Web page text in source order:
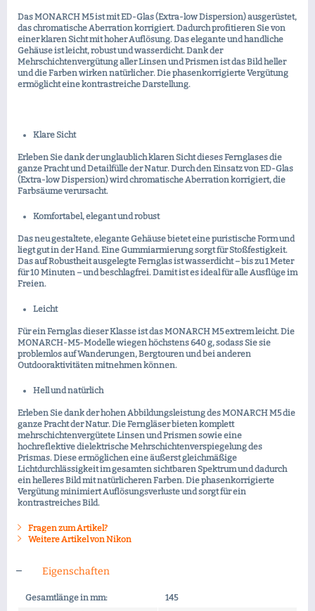
Das MONARCH M5 ist mit ED-Glas (Extra-low Dispersion) ausgerüstet,
das chromatische Aberration korrigiert. Dadurch profitieren Sie von
einer klaren Sicht mit hoher Auflösung. Das elegante und handliche
Gehäuse ist leicht, robust und wasserdicht. Dank der
Mehrschichtenvergütung aller Linsen und Prismen ist das Bild heller
und die Farben wirken natürlicher. Die phasenkorrigierte Vergütung
ermöglicht eine kontrastreiche Darstellung.
Klare Sicht
Erleben Sie dank der unglaublich klaren Sicht dieses Fernglases die
ganze Pracht und Detailfülle der Natur. Durch den Einsatz von ED-Glas
(Extra-low Dispersion) wird chromatische Aberration korrigiert, die
Farbsäume verursacht.
Komfortabel, elegant und robust
Das neu gestaltete, elegante Gehäuse bietet eine puristische Form und
liegt gut in der Hand. Eine Gummiarmierung sorgt für Stoßfestigkeit.
Das auf Robustheit ausgelegte Fernglas ist wasserdicht – bis zu 1 Meter
für 10 Minuten – und beschlagfrei. Damit ist es ideal für alle Ausflüge im
Freien.
Leicht
Für ein Fernglas dieser Klasse ist das MONARCH M5 extrem leicht. Die
MONARCH-M5-Modelle wiegen höchstens 640 g, sodass Sie sie
problemlos auf Wanderungen, Bergtouren und bei anderen
Outdooraktivitäten mitnehmen können.
Hell und natürlich
Erleben Sie dank der hohen Abbildungsleistung des MONARCH M5 die
ganze Pracht der Natur. Die Ferngläser bieten komplett
mehrschichtenvergütete Linsen und Prismen sowie eine
hochreflektive dielektrische Mehrschichtenverspiegelung des
Prismas. Diese ermöglichen eine äußerst gleichmäßige
Lichtdurchlässigkeit im gesamten sichtbaren Spektrum und dadurch
ein helleres Bild mit natürlicheren Farben. Die phasenkorrigierte
Vergütung minimiert Auflösungsverluste und sorgt für ein
kontrastreiches Bild.
Fragen zum Artikel?
Weitere Artikel von Nikon
Eigenschaften
Gesamtlänge in mm:
145